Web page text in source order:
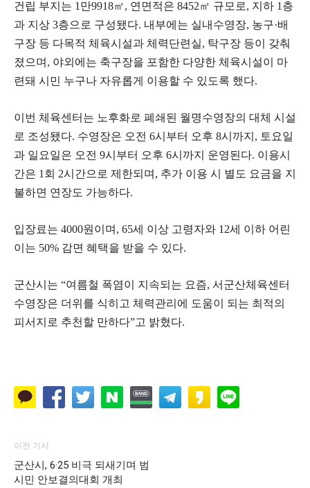
건립 부지는 1만9918㎡, 연면적은 8452㎡ 규모로, 지하 1층
과 지상 3층으로 구성됐다. 내부에는 실내수영장, 농구·배
구장 등 다목적 체육시설과 체력단련실, 탁구장 등이 갖춰
졌으며, 야외에는 축구장을 포함한 다양한 체육시설이 마
련돼 시민 누구나 자유롭게 이용할 수 있도록 했다.
이번 체육센터는 노후화로 폐쇄된 월명수영장의 대체 시설
로 조성됐다. 수영장은 오전 6시부터 오후 8시까지, 토요일
과 일요일은 오전 9시부터 오후 6시까지 운영된다. 이용시
간은 1회 2시간으로 제한되며, 추가 이용 시 별도 요금을 지
불하면 연장도 가능하다.
입장료는 4000원이며, 65세 이상 고령자와 12세 이하 어린
이는 50% 감면 혜택을 받을 수 있다.
군산시는 “여름철 폭염이 지속되는 요즘, 서군산체육센터
수영장은 더위를 식히고 체력관리에 도움이 되는 최적의
피서지로 추천할 만하다”고 밝혔다.
이전 기사
군산시, 6·25 비극 되새기며 범
시민 안보결의대회 개최